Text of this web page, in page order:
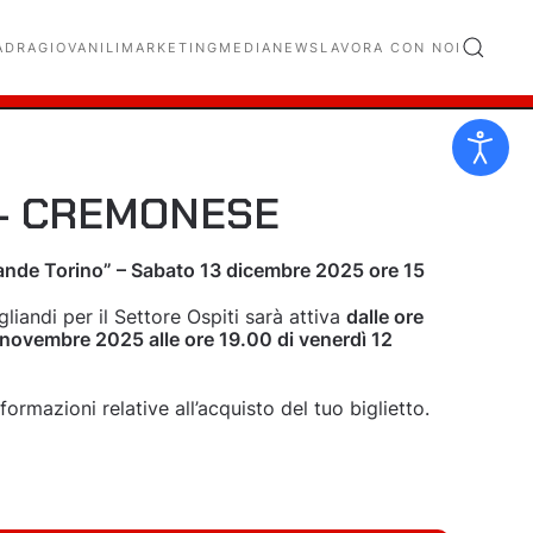
GIOVANILI MARKETING MEDIA NEWS LAVORA CON NOI
CREMONESE
Torino” – Sabato 13 dicembre 2025 ore 15
per il Settore Ospiti sarà attiva dalle ore
2025 alle ore 19.00 di venerdì 12
relative all’acquisto del tuo biglietto.